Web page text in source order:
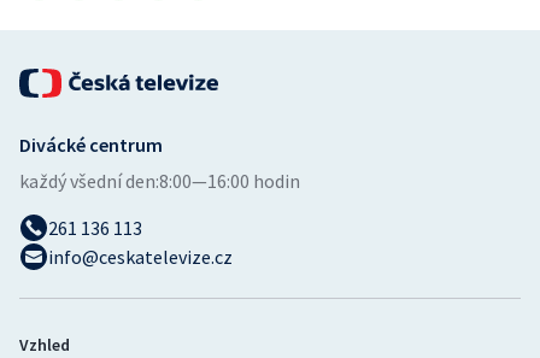
Vodní slalom
Volejbal
Ostatní
Divácké centrum
každý všední den:8:00—16:00 hodin
261 136 113
info@ceskatelevize.cz
Vzhled